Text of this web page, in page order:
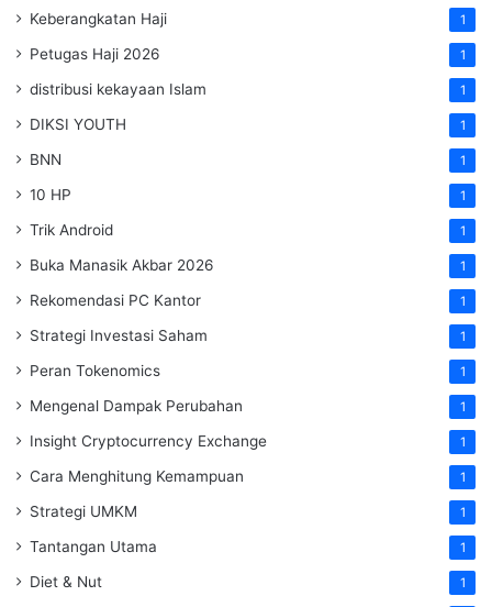
Keberangkatan Haji 1
Petugas Haji 2026 1
distribusi kekayaan Islam 1
DIKSI YOUTH 1
BNN 1
10 HP 1
Trik Android 1
Buka Manasik Akbar 2026 1
Rekomendasi PC Kantor 1
Strategi Investasi Saham 1
Peran Tokenomics 1
Mengenal Dampak Perubahan 1
Insight Cryptocurrency Exchange 1
Cara Menghitung Kemampuan 1
Strategi UMKM 1
Tantangan Utama 1
Diet & Nut 1